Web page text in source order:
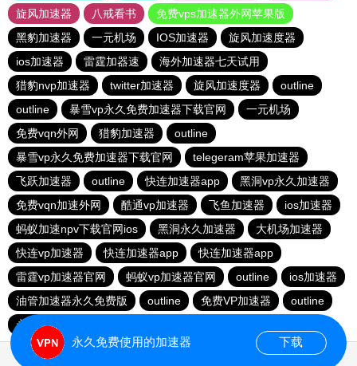
旋风加速器
八戒看书
免费vps加速器外网苹果版
黑豹加速器
一元机场 IOS加速器
旋风加速度器
ios加速器
雷霆加器速
海外加速器七天试用
猎豹nvp加速器
twitter加速器 旋风加速度器
outline
outline
暴雪vp永久免费加速器下载官网
一元机场
免费vqn外网
猎豹加速器
outline
暴雪vp永久免费加速器下载官网
telegeram苹果加速器
飞跃加速器
outline 快连加速器app
黑洞vp永久加速器
免费vqn加速外网
酷通vp加速器 飞鱼加速器
ios加速器
蚂蚁加速npv下载官网ios
黑洞永久加速器
大机场加速器
快连vp加速器
快连加速器app
快连加速器app
雷霆vp加速器官网
蚂蚁vp加速器官网 outline
ios加速器
油管加速器永久免费版
outline 免费VP加速器
outline
永久免费vqn加速外网
永久免费使用的加速器 下载